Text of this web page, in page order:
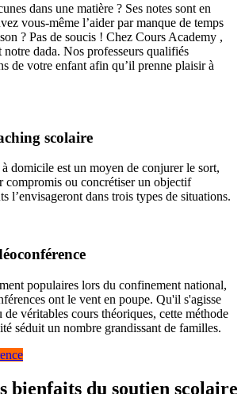
dans une matière ? Ses notes sont en
vous-même l’aider par manque de temps
? Pas de soucis ! Chez Cours Academy ,
notre dada. Nos professeurs qualifiés
de votre enfant afin qu’il prenne plaisir à
scolaire
domicile est un moyen de conjurer le sort,
compromis ou concrétiser un objectif
l’envisageront dans trois types de situations.
populaires lors du confinement national,
ont le vent en poupe. Qu'il s'agisse
véritables cours théoriques, cette méthode
séduit un nombre grandissant de familles.
bienfaits du soutien scolaire